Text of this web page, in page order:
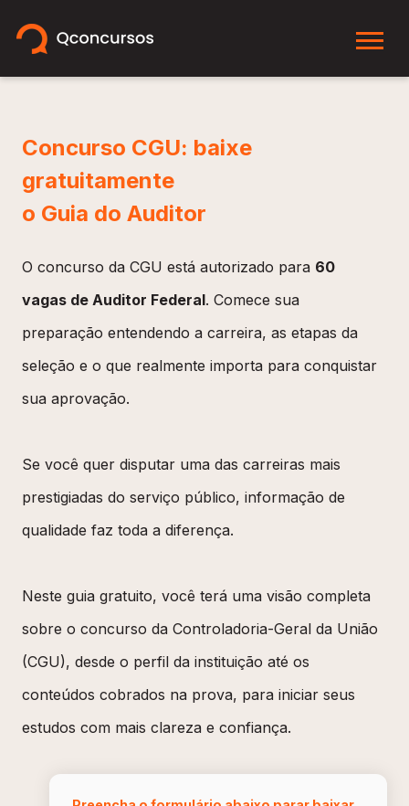
Concurso CGU: baixe
gratuitamente
o Guia do Auditor
O concurso da CGU está autorizado para 60
vagas de Auditor Federal. Comece sua
preparação entendendo a carreira, as etapas da
seleção e o que realmente importa para conquistar
sua aprovação.
Se você quer disputar uma das carreiras mais
prestigiadas do serviço público, informação de
qualidade faz toda a diferença.
Neste guia gratuito, você terá uma visão completa
sobre o concurso da Controladoria-Geral da União
(CGU), desde o perfil da instituição até os
conteúdos cobrados na prova, para iniciar seus
estudos com mais clareza e confiança.